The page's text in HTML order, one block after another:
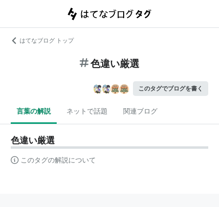
はてなブログ トップ
色違い厳選
このタグでブログを書く
言葉の解説 ネットで話題 関連ブログ
色違い厳選
このタグの解説について